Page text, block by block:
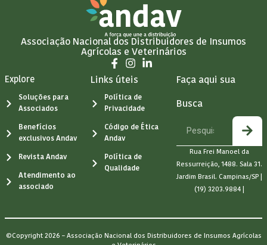
Associação Nacional dos Distribuidores de Insumos
Agrícolas e Veterinários
Explore
Soluções para
Associados
Benefícios
exclusivos Andav
Revista Andav
Atendimento ao
associado
Links úteis
Política de
Privacidade
Código de Ética
Andav
Política de
Qualidade
Faça aqui sua
Busca
Rua Frei Manoel da
Ressurreição, 1488. Sala 31.
Jardim Brasil. Campinas/SP |
(19) 3203.9884 |
©Copyright 2026 – Associação Nacional dos Distribuidores de Insumos Agrícolas